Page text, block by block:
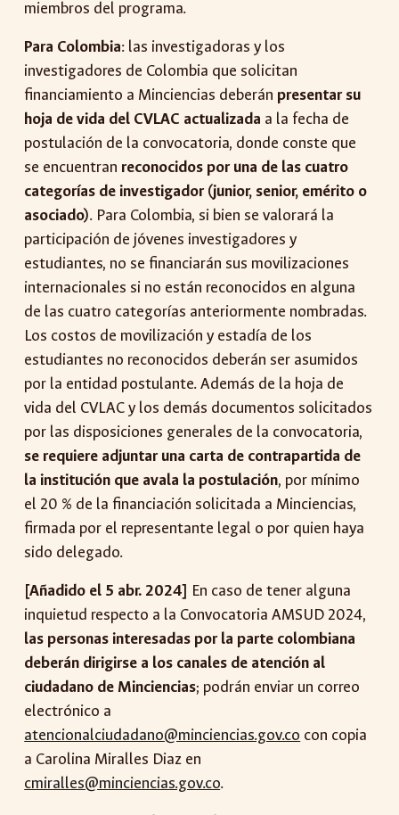
miembros del programa.
Para Colombia: las investigadoras y los
investigadores de Colombia que solicitan
financiamiento a Minciencias deberán presentar su
hoja de vida del CVLAC actualizada a la fecha de
postulación de la convocatoria, donde conste que
se encuentran reconocidos por una de las cuatro
categorías de investigador (junior, senior, emérito o
asociado). Para Colombia, si bien se valorará la
participación de jóvenes investigadores y
estudiantes, no se financiarán sus movilizaciones
internacionales si no están reconocidos en alguna
de las cuatro categorías anteriormente nombradas.
Los costos de movilización y estadía de los
estudiantes no reconocidos deberán ser asumidos
por la entidad postulante. Además de la hoja de
vida del CVLAC y los demás documentos solicitados
por las disposiciones generales de la convocatoria,
se requiere adjuntar una carta de contrapartida de
la institución que avala la postulación, por mínimo
el 20 % de la financiación solicitada a Minciencias,
firmada por el representante legal o por quien haya
sido delegado.
[Añadido el 5 abr. 2024] En caso de tener alguna
inquietud respecto a la Convocatoria AMSUD 2024,
las personas interesadas por la parte colombiana
deberán dirigirse a los canales de atención al
ciudadano de Minciencias; podrán enviar un correo
electrónico a
atencionalciudadano@minciencias.gov.co con copia
a Carolina Miralles Diaz en
cmiralles@minciencias.gov.co.